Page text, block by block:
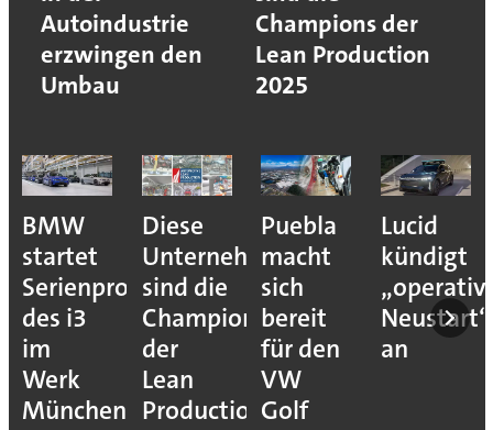
Autoindustrie
erzwingen den
Umbau
Champions der
Lean Production
2025
BMW
startet
Serienproduktion
des i3
im
Werk
München
Diese
Unternehmen
sind die
Champions
der
Lean
Production
Puebla
macht
sich
bereit
für den
VW
Golf
Lucid
kündigt
Neustart“
an